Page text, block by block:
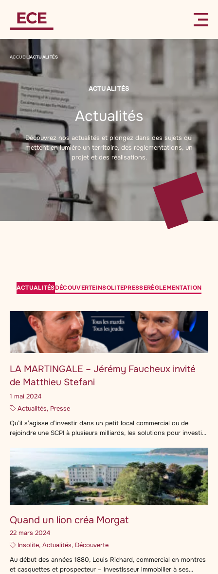
ACCUEIL|ACTUALITÉS
ACTUALITÉS
Actualités
Découvrez nos actualités et plongez dans des sujets qui
mettent en lumière un territoire, des règlementations, un
projet et des réalisations.
ACTUALITÉSDÉCOUVERTEINSOLITEPRESSERÈGLEMENTATION
LA MARTINGALE – Jérémy Faucheux invité
de Matthieu Stefani
1 mai 2024
Actualités, Presse
Qu’il s’agisse d’investir dans un petit local commercial ou de
rejoindre une SCPI à plusieurs milliards, les solutions pour investir
l’impression que le marché est moins accessible que l’immobilier
résidentiel. Jérémy Faucheux offre une grille de lecture au sein de
cet épisode de La Martingale. Jérémy […]
Quand un lion créa Morgat
22 mars 2024
Insolite, Actualités, Découverte
Au début des années 1880, Louis Richard, commercial en montres
et casquettes et prospecteur – investisseur immobilier à ses